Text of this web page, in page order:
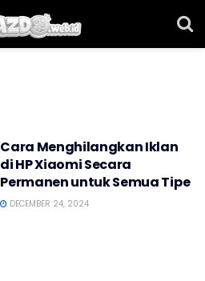
Cara Menghilangkan Iklan
di HP Xiaomi Secara
Permanen untuk Semua Tipe
DECEMBER 24, 2024